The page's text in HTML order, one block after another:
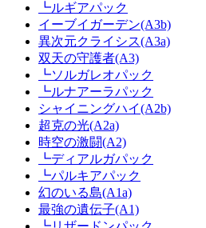
┗ルギアパック
イーブイガーデン(A3b)
異次元クライシス(A3a)
双天の守護者(A3)
┗ソルガレオパック
┗ルナアーラパック
シャイニングハイ(A2b)
超克の光(A2a)
時空の激闘(A2)
┗ディアルガパック
┗パルキアパック
幻のいる島(A1a)
最強の遺伝子(A1)